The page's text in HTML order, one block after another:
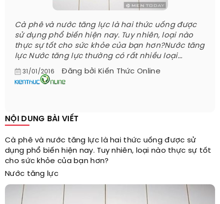
Cà phê và nước tăng lực là hai thức uống được
sử dụng phổ biến hiện nay. Tuy nhiên, loại nào
thực sự tốt cho sức khỏe của bạn hơn?Nước tăng
lực Nước tăng lực thường có rất nhiều loại...
31/01/2016 Đăng bởi Kiến Thức Online
NỘI DUNG BÀI VIẾT
Cà phê và nước tăng lực là hai thức uống được sử
dụng phổ biến hiện nay. Tuy nhiên, loại nào thực sự tốt
cho sức khỏe của bạn hơn?
Nước tăng lực